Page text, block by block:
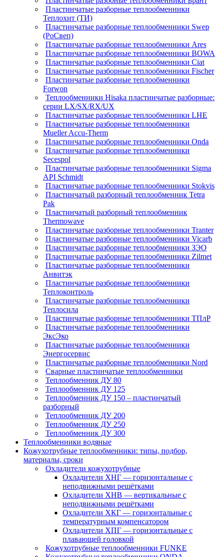
Пластинчатые разборные теплообменники
Теплохит (ТИ)
Пластинчатые разборные теплообменники Swep
(РоСвеп)
Пластинчатые разборные теплообменники Ares
Пластинчатые разборные теплообменники BOWA
Пластинчатые разборные теплообменники Ciat
Пластинчатые разборные теплообменники Fischer
Пластинчатые разборные теплообменники
Forwon
Теплообменники Hisaka пластинчатые разборные:
серии LX/SX/RX/UX
Пластинчатые разборные теплообменники LHE
Пластинчатые разборные теплообменники
Mueller Accu-Therm
Пластинчатые разборные теплообменники Onda
Пластинчатые разборные теплообменники
Secespol
Пластинчатые разборные теплообменники Sigma
API Schmidt
Пластинчатые разборные теплообменники Stokvis
Пластинчатый разборный теплообменник Tetra
Pak
Пластинчатый разборный теплообменник
Thermowave
Пластинчатые разборные теплообменники Tranter
Пластинчатые разборные теплообменники Vicarb
Пластинчатые разборные теплообменники ЗЭО
Пластинчатые разборные теплообменники Zilmet
Пластинчатые разборные теплообменники
Анвитэк
Пластинчатые разборные теплообменники
Теплоконтроль
Пластинчатые разборные теплообменники
Теплосила
Пластинчатые разборные теплообменники ТПлР
Пластинчатые разборные теплообменники
ЭксЭко
Пластинчатые разборные теплообменники
Энергосервис
Пластинчатые разборные теплообменники Nord
Сварные пластинчатые теплообменники
Теплообменник ДУ 80
Теплообменник ДУ 125
Теплообменник ДУ 150 – пластинчатый
разборный
Теплообменник ДУ 200
Теплообменник ДУ 250
Теплообменник ДУ 300
Теплообменники водяные
Кожухотрубные теплообменники: типы, подбор,
материалы, сроки
Охладители кожухотрубные
Охладители ХНГ — горизонтальные с
неподвижными решётками
Охладители ХНВ — вертикальные с
неподвижными решётками
Охладители ХКГ — горизонтальные с
температурным компенсатором
Охладители ХПГ — горизонтальные с
плавающей головкой
Кожухотрубные теплообменники FUNKE